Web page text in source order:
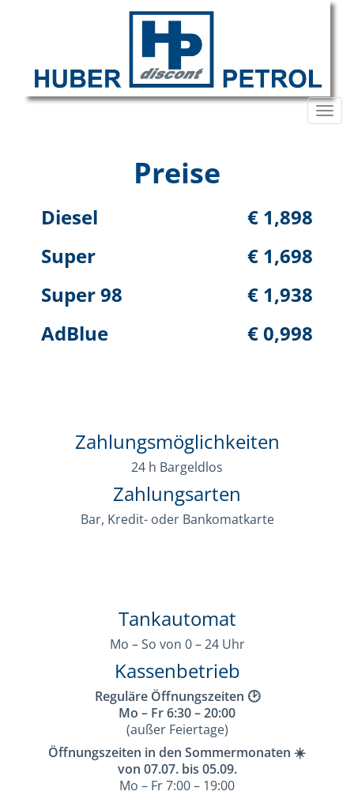
Preise
Diesel
€ 1,898
Super
€ 1,698
Super 98
€ 1,938
AdBlue
€ 0,998
Zahlungsmöglichkeiten
24 h Bargeldlos
Zahlungsarten
Bar, Kredit- oder Bankomatkarte
Tankautomat
Mo – So von 0 – 24 Uhr
Kassenbetrieb
Reguläre Öffnungszeiten 🕑
Mo – Fr 6:30 – 20:00
(außer Feiertage)
Öffnungszeiten in den Sommermonaten ☀️
von 07.07. bis 05.09.
Mo – Fr 7:00 – 19:00